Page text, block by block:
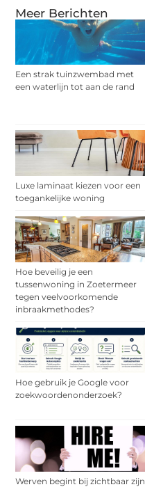
Meer Berichten
Een strak tuinzwembad met
een waterlijn tot aan de rand
Luxe laminaat kiezen voor een
toegankelijke woning
Hoe beveilig je een
tussenwoning in Zoetermeer
tegen veelvoorkomende
inbraakmethodes?
Hoe gebruik je Google voor
zoekwoordenonderzoek?
Werven begint bij zichtbaar zijn